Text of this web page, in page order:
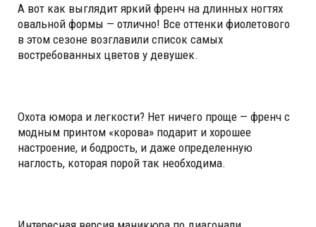
А вот как выглядит яркий френч на длинных ногтях
овальной формы — отлично! Все оттенки фиолетового
в этом сезоне возглавили список самых
востребованных цветов у девушек.
Охота юмора и легкости? Нет ничего проще — френч с
модным принтом «корова» подарит и хорошее
настроение, и бодрость, и даже определенную
наглость, которая порой так необходима.